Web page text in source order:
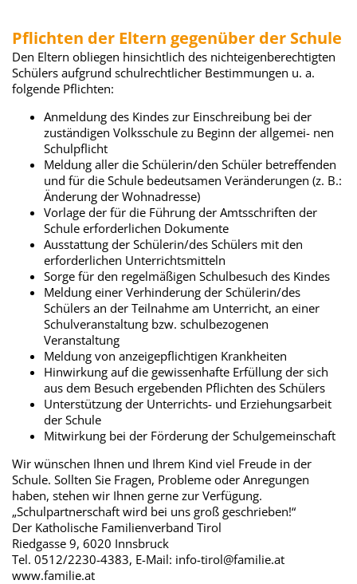
Pflichten der Eltern gegenüber der Schule
Den Eltern obliegen hinsichtlich des nichteigenberechtigten
Schülers aufgrund schulrechtlicher Bestimmungen u. a.
folgende Pflichten:
Anmeldung des Kindes zur Einschreibung bei der
zuständigen Volksschule zu Beginn der allgemei- nen
Schulpflicht
Meldung aller die Schülerin/den Schüler betreffenden
und für die Schule bedeutsamen Veränderungen (z. B.:
Änderung der Wohnadresse)
Vorlage der für die Führung der Amtsschriften der
Schule erforderlichen Dokumente
Ausstattung der Schülerin/des Schülers mit den
erforderlichen Unterrichtsmitteln
Sorge für den regelmäßigen Schulbesuch des Kindes
Meldung einer Verhinderung der Schülerin/des
Schülers an der Teilnahme am Unterricht, an einer
Schulveranstaltung bzw. schulbezogenen
Veranstaltung
Meldung von anzeigepflichtigen Krankheiten
Hinwirkung auf die gewissenhafte Erfüllung der sich
aus dem Besuch ergebenden Pflichten des Schülers
Unterstützung der Unterrichts- und Erziehungsarbeit
der Schule
Mitwirkung bei der Förderung der Schulgemeinschaft
Wir wünschen Ihnen und Ihrem Kind viel Freude in der
Schule. Sollten Sie Fragen, Probleme oder Anregungen
haben, stehen wir Ihnen gerne zur Verfügung.
„Schulpartnerschaft wird bei uns groß geschrieben!“
Der Katholische Familienverband Tirol
Riedgasse 9, 6020 Innsbruck
Tel. 0512/2230-4383, E-Mail: info-tirol@familie.at
www.familie.at